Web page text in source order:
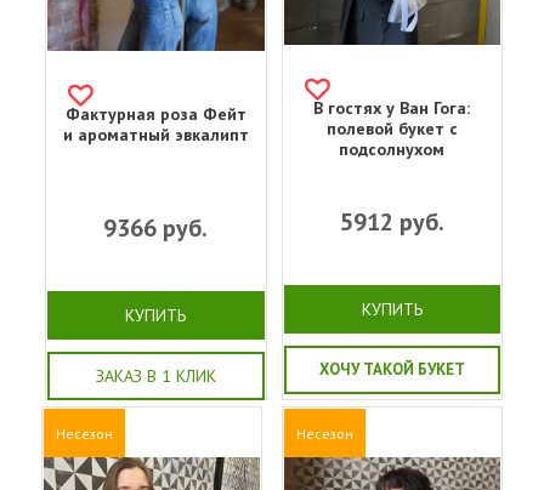
Фактурная роза Фейт
и ароматный эвкалипт
9366 руб.
КУПИТЬ
ЗАКАЗ В 1 КЛИК
В гостях у Ван Гога:
полевой букет с
подсолнухом
5912 руб.
КУПИТЬ
ХОЧУ ТАКОЙ БУКЕТ
Несезон Несезон